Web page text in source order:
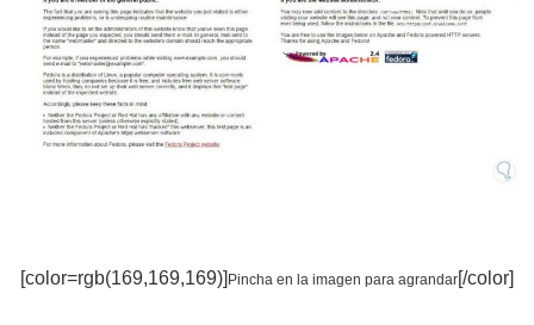
[color=rgb(169,169,169)] Pincha en la imagen para agrandar[/color]